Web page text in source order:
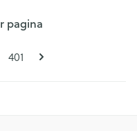
pagina
Pagina
401
pagina